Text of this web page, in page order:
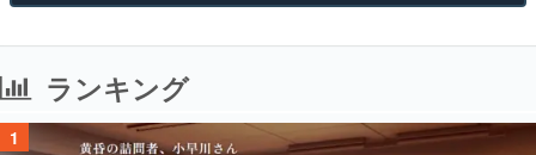
ランキング
1